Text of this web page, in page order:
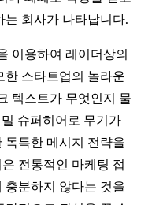
는 회사가 나타납니다.
이용하여 레이더상의
한 스타트업의 놀라운
텍스트가 무엇인지 물
슈퍼히어로 무기가
독특한 메시지 전략을
전통적인 마케팅 접
충분하지 않다는 것을